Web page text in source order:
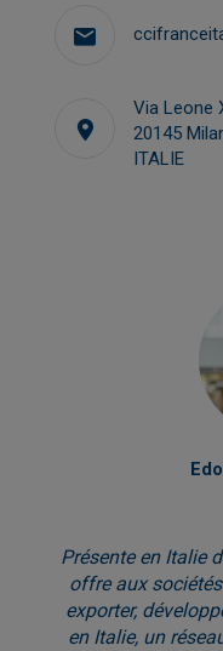
Via Leone
20145
ITALIE
Présente en Italie
offre aux
exporter,
en Italie, un